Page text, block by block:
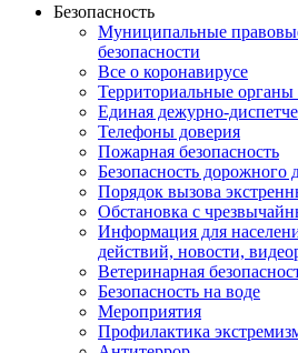
Безопасность
Муниципальные
безопасности
Все о коронавирусе
Территориальные органы
Единая дежурно-
Телефоны доверия
Пожарная безопасность
Безопасность дорожного
Порядок вызова
Обстановка с
Информация для
действий, новости,
Ветеринарная
Безопасность на воде
Мероприятия
Профилактика